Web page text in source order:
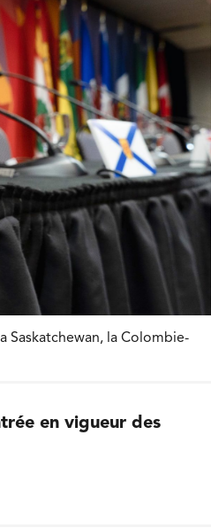
Saskatchewan, la Colombie-
en vigueur des